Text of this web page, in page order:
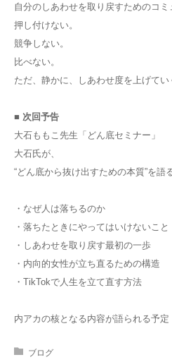
自分のしあわせを取り戻すためのコミ
押し付けない。
競争しない。
比べない。
ただ、静かに、しあわせ度を上げてい
■ 次回予告
大石ももこ先生「どん底セミナー」
大石氏が、
“どん底から抜け出すための本質”を語
・なぜ人は落ちるのか
・落ちたときにやってはいけないこと
・しあわせを取り戻す最初の一歩
・内向的女性が立ち直るための構造
・TikTokで人生を立て直す方法
内アカの核となる内容が語られる予定
ブログ